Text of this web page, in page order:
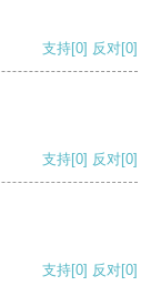
支持[0] 反对[0]
支持[0] 反对[0]
支持[0] 反对[0]